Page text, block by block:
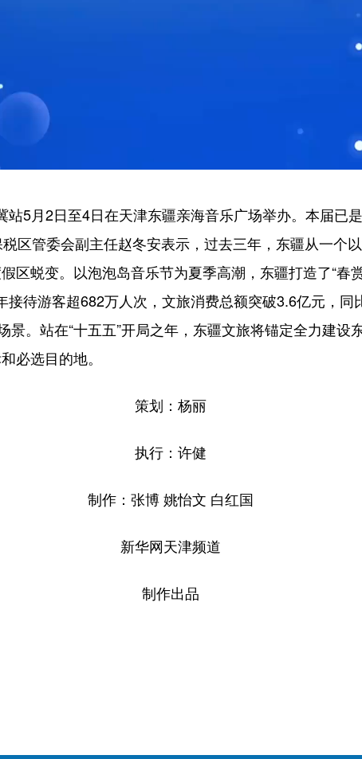
5月2日至4日在天津东疆亲海音乐广场举办。本届已
区管委会副主任赵冬安表示，过去三年，东疆从一个
区蜕变。以泡泡岛音乐节为夏季高潮，东疆打造了“春
接待游客超682万人次，文旅消费总额突破3.6亿元，
景。站在“十五五”开局之年，东疆文旅将锚定全力建设
必选目的地。
策划：杨丽
执行：许健
制作：张博 姚怡文 白红国
新华网天津频道
制作出品